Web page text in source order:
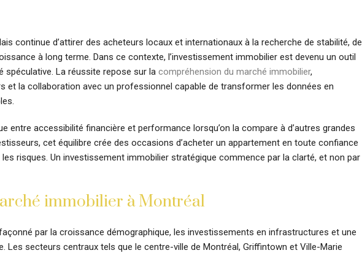
continue d’attirer des acheteurs locaux et internationaux à la recherche de stabilité, de
à long terme. Dans ce contexte, l’investissement immobilier est devenu un outil
spéculative. La réussite repose sur la compréhension du marché immobilier,
et la collaboration avec un professionnel capable de transformer les données en
entre accessibilité financière et performance lorsqu’on la compare à d’autres grandes
cet équilibre crée des occasions d’acheter un appartement en toute confiance
risques. Un investissement immobilier stratégique commence par la clarté, et non par
immobilier à Montréal
par la croissance démographique, les investissements en infrastructures et une
Les secteurs centraux tels que le centre-ville de Montréal, Griffintown et Ville-Marie